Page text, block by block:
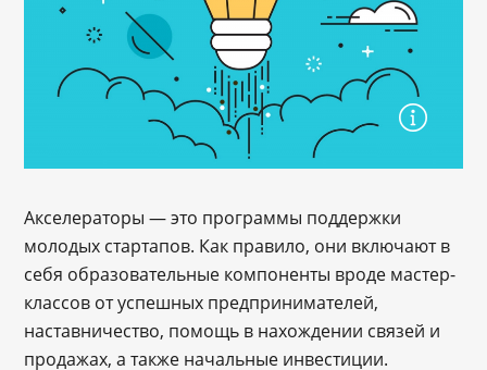
Акселераторы — это программы поддержки
молодых стартапов. Как правило, они включают в
себя образовательные компоненты вроде мастер-
классов от успешных предпринимателей,
наставничество, помощь в нахождении связей и
продажах, а также начальные инвестиции.